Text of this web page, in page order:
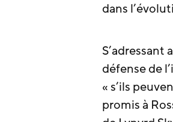
dans
défense de
« s’ils
promis à